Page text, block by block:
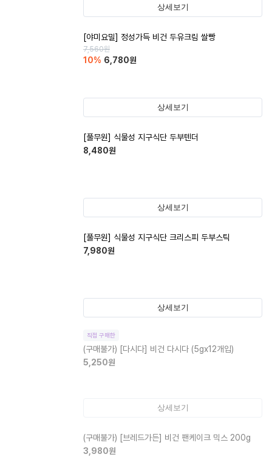
상세보기
[야미요밀] 정성가득 비건 두유크림 쌀빵
7,560원
10% 6,780원
상세보기
[풀무원] 식물성 지구식단 두부텐더
8,480원
상세보기
[풀무원] 식물성 지구식단 크리스피 두부스틱
7,980원
상세보기
직접 구매한
(구매불가) [다시다] 비건 다시다 (5gx12개입)
5,250원
상세보기
(구매불가) [브레드가든] 비건 팬케이크 믹스 200g
3,980원